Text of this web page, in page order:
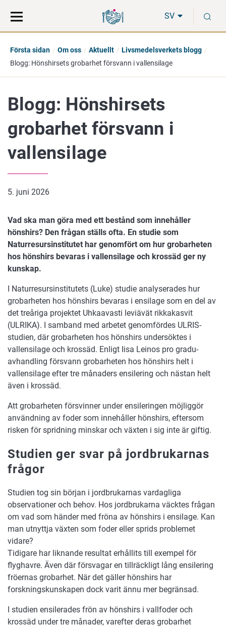
direkt
till
på
hela
SV
Första sidan Om oss Aktuellt
Livsmedelsverkets blogg
Blogg: Hönshirsets grobarhet försvann i vallensilage
Blogg: Hönshirsets
grobarhet försvann i
vallensilage
5. juni 2026
Vad ska man göra med ett bestånd som innehåller
hönshirs? Den frågan ställs ofta. En studie som
Naturresursinstitutet har genomfört om hur grobarheten
hos hönshirs bevaras i vallensilage och krossäd ger ny
kunskap.
I Naturresursinstitutets (Luke) studie analyserades hur
grobarheten hos hönshirs bevaras i ensilage som en del av
det treåriga projektet Uhkaavasti leviävät rikkakasvit
(ULRIKA). I samband med arbetet genomfördes ULRIS-
studien, där grobarheten hos hönshirs undersöktes i
vallensilage och krossäd. Enligt Iisa Leinos pro gradu-
avhandling försvann grobarheten hos hönshirs helt i
vallensilage efter tre månaders ensilering och nästan helt
även i krossäd.
Att grobarheten försvinner under ensileringen möjliggör
användning av foder som innehåller hönshirs, eftersom
risken för spridning minskar och växten i sig inte är giftig.
Studien ger svar på jordbrukarnas
frågor
Studien tog sin början i jordbrukarnas vardagliga
observationer och behov. Hos jordbrukarna väcktes frågan
om vad som händer med fröna av hönshirs i ensilage. Kan
man utnyttja växten som foder eller sprids problemet
vidare?
Tidigare har liknande resultat erhållits till exempel för
flyghavre. Även där försvagar en tillräckligt lång ensilering
fröernas grobarhet. När det gäller hönshirs har
forskningskunskapen dock varit ännu mer begränsad.
I studien ensilerades frön av hönshirs i vallfoder och
krossäd under tre månader, varefter deras grobarhet